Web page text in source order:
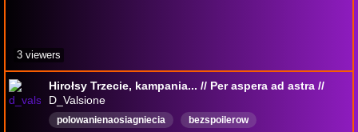
Hirołsy Trzecie, kampania... // Per aspera ad astra //
D_Valsione
polowanienaosiagniecia
bezspoilerow
3 viewers